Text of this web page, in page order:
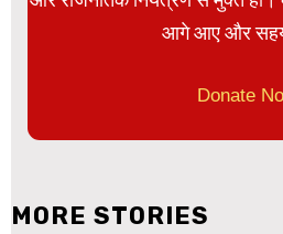
आगे आए और
Donate
MORE STORIES